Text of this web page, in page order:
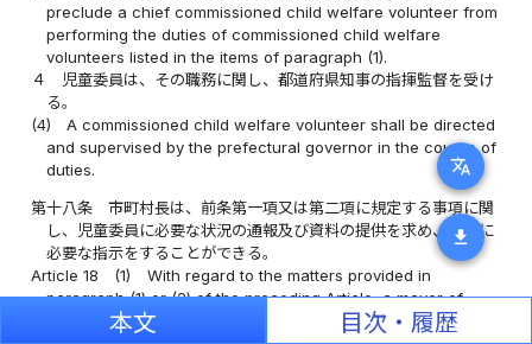
translate
download
preclude a chief commissioned child welfare volunteer from
performing the duties of commissioned child welfare
volunteers listed in the items of paragraph (1).
４
児童委員は、その職務に関し、都道府県知事の指揮監督を受け
る。
(4)
A commissioned child welfare volunteer shall be directed
and supervised by the prefectural governor in the course of
duties.
第十八条
市町村長は、前条第一項又は第二項に規定する事項に関
し、児童委員に必要な状況の通報及び資料の提供を求め、並びに
必要な指示をすることができる。
Article 18
(1)
With regard to the matters provided in
paragraph (1) or (2) of the preceding Article, a mayor of
municipality may request a Child Welfare Officer to make
本文 目次・履歴